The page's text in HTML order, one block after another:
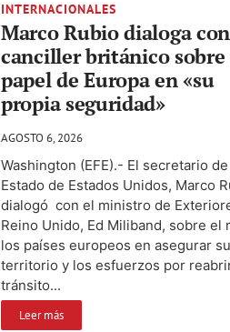
INTERNACIONALES
Marco Rubio dialoga
canciller británico sobre
papel de Europa en «su
propia seguridad»
AGOSTO 6, 2026
Washington (EFE).- El secretario de
Estado de Estados Unidos, Marco
dialogó con el ministro de
Reino Unido, Ed Miliband, sobre el
los países europeos en asegurar su
territorio y los esfuerzos por
tránsito...
Leer más